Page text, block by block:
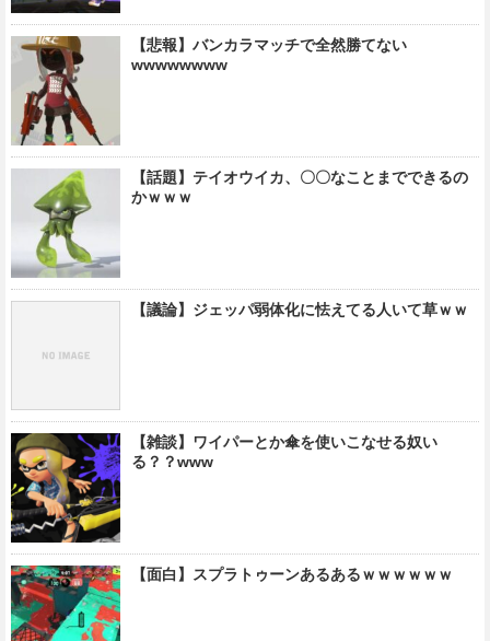
【悲報】バンカラマッチで全然勝てない
wwwwwwww
【話題】テイオウイカ、〇〇なことまでできるの
かｗｗｗ
【議論】ジェッパ弱体化に怯えてる人いて草ｗｗ
【雑談】ワイパーとか傘を使いこなせる奴い
る？？www
【面白】スプラトゥーンあるあるｗｗｗｗｗｗ